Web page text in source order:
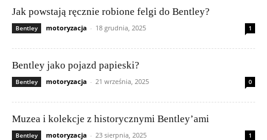
Jak powstają ręcznie robione felgi do Bentley?
Bentley motoryzacja - 18 grudnia, 2025 1
Bentley jako pojazd papieski?
Bentley motoryzacja - 21 września, 2025 0
Muzea i kolekcje z historycznymi Bentley’ami
Bentley motoryzacja - 23 sierpnia, 2025 1